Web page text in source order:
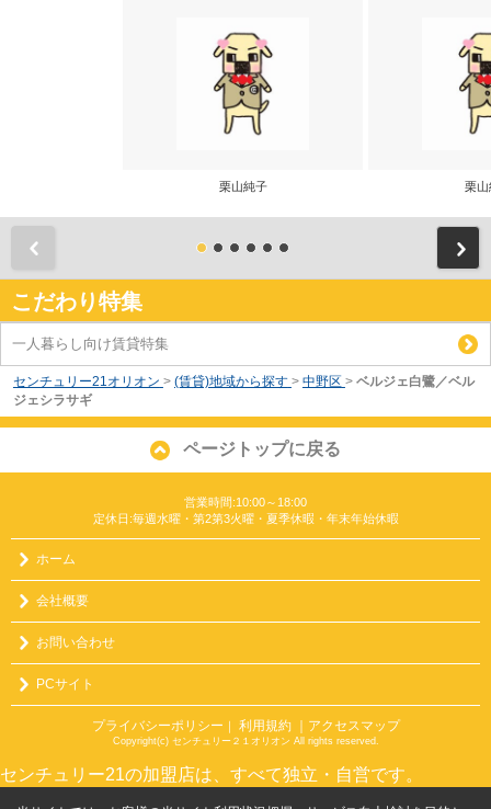
栗山純子 栗山
こだわり特集
一人暮らし向け賃貸特集
センチュリー21オリオン > (賃貸)地域から探す > 中野区 > ベルジェ白鷺／ベル
ジェシラサギ
ページトップに戻る
営業時間:10:00～18:00
定休日:毎週水曜・第2第3火曜・夏季休暇・年末年始休暇
ホーム
会社概要
お問い合わせ
PCサイト
プライバシーポリシー 利用規約 ｜アクセスマップ
Copyright(c) センチュリー２１オリオン All rights reserved.
センチュリー21の加盟店は、すべて独立・自営です。